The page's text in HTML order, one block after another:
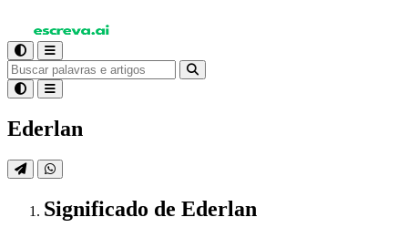
Ederlan
Significado de Ederlan